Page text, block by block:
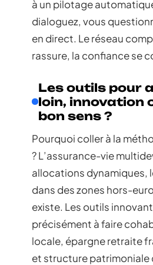
à un pilotage
dialoguez, vous
en direct. Le réseau
rassure, la confiance se
Les outils pour
loin, innovation
bon sens ?
Pourquoi coller à la
? L’assurance-vie
allocations dynamiques,
dans des zones hors-
existe. Les outils
précisément à faire
locale, épargne retraite
et structure patrimoniale